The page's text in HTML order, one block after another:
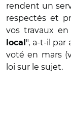
rendent un
respectés et
vos travaux
local ", a-t-il par
voté en mars
loi sur le sujet.